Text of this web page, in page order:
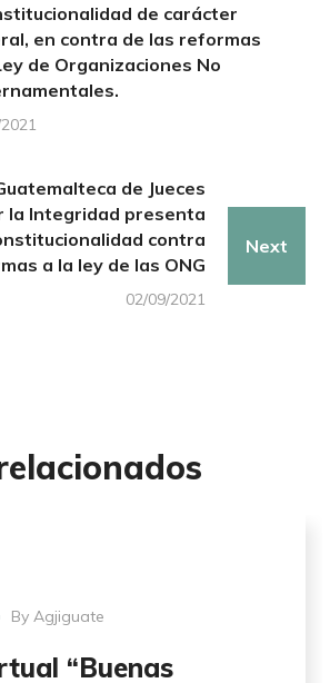
de carácter
en contra de las reformas
de Organizaciones No
de Jueces
la Integridad presenta
contra
a la ley de las ONG
02/09/2021
Next
ByAgjiguate
“Buenas